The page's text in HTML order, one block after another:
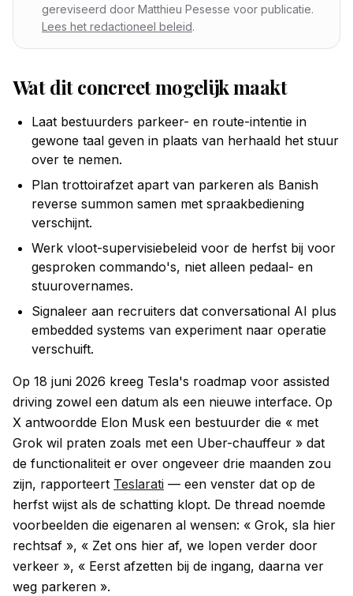
gereviseerd door Matthieu Pesesse voor publicatie.
Lees het redactioneel beleid.
Wat dit concreet mogelijk maakt
Laat bestuurders parkeer- en route-intentie in
gewone taal geven in plaats van herhaald het stuur
over te nemen.
Plan trottoirafzet apart van parkeren als Banish
reverse summon samen met spraakbediening
verschijnt.
Werk vloot-supervisiebeleid voor de herfst bij voor
gesproken commando's, niet alleen pedaal- en
stuurovernames.
Signaleer aan recruiters dat conversational AI plus
embedded systems van experiment naar operatie
verschuift.
Op 18 juni 2026 kreeg Tesla's roadmap voor assisted
driving zowel een datum als een nieuwe interface. Op
X antwoordde Elon Musk een bestuurder die « met
Grok wil praten zoals met een Uber-chauffeur » dat
de functionaliteit er over ongeveer drie maanden zou
zijn, rapporteert Teslarati — een venster dat op de
herfst wijst als de schatting klopt. De thread noemde
voorbeelden die eigenaren al wensen: « Grok, sla hier
rechtsaf », « Zet ons hier af, we lopen verder door
verkeer », « Eerst afzetten bij de ingang, daarna ver
weg parkeren ».